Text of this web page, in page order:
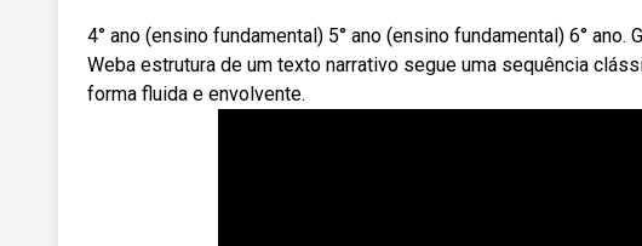
4° ano (ensino fundamental) 5° ano (ensino fundamental) 6°
Weba estrutura de um texto narrativo segue uma sequência
forma fluida e envolvente.